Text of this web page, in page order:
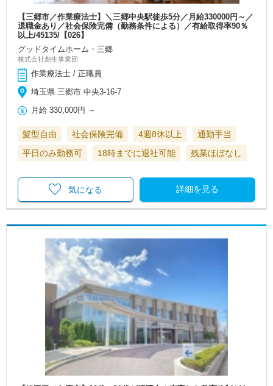
【三郷市／作業療法士】＼三郷中央駅徒歩5分／月給330000円～／
退職金あり／社会保険完備（勤務条件による）／有給取得率90％
以上/45135/【026】
グッドタイムホーム・三郷
株式会社創生事業団
作業療法士 / 正職員
埼玉県 三郷市 中央3-16-7
月給 330,000円 ～
髪型自由 社会保険完備 4週8休以上
通勤手当
平日のみ勤務可
18時までに退社可能 残業ほぼなし
詳細を見る
気になる